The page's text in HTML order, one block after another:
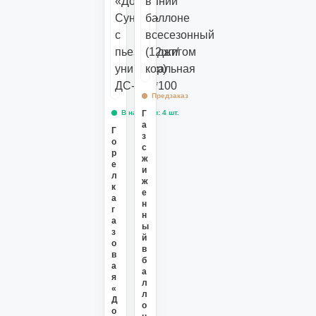
В наличии: 4 шт.
Г
о
р
е
л
к
а
г
а
з
о
в
а
я
«
Д
о
Предзаказ
Г
а
з
с
ж
и
ж
е
н
н
ы
й
в
б
а
л
л
о